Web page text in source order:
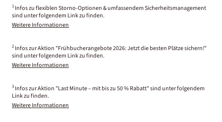
1 Infos zu flexiblen Storno-Optionen & umfassendem Sicherheitsmanagement
sind unter folgendem Link zu finden.
Weitere Informationen
2 Infos zur Aktion "Frühbucherangebote 2026: Jetzt die besten Plätze sichern!"
sind unter folgendem Link zu finden.
Weitere Informationen
3 Infos zur Aktion "Last Minute – mit bis zu 50 % Rabatt" sind unter folgendem
Link zu finden.
Weitere Informationen